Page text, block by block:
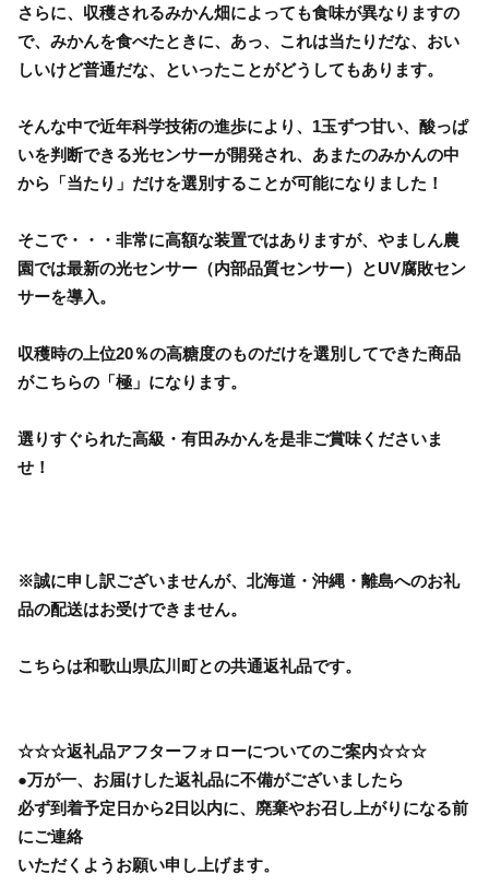
さらに、収穫されるみかん畑によっても食味が異なりますの
で、みかんを食べたときに、あっ、これは当たりだな、おい
しいけど普通だな、といったことがどうしてもあります。
そんな中で近年科学技術の進歩により、1玉ずつ甘い、酸っぱ
いを判断できる光センサーが開発され、あまたのみかんの中
から「当たり」だけを選別することが可能になりました！
そこで・・・非常に高額な装置ではありますが、やましん農
園では最新の光センサー（内部品質センサー）とUV腐敗セン
サーを導入。
収穫時の上位20％の高糖度のものだけを選別してできた商品
がこちらの「極」になります。
選りすぐられた高級・有田みかんを是非ご賞味くださいま
せ！
※誠に申し訳ございませんが、北海道・沖縄・離島へのお礼
品の配送はお受けできません。
こちらは和歌山県広川町との共通返礼品です。
☆☆☆返礼品アフターフォローについてのご案内☆☆☆
●万が一、お届けした返礼品に不備がございましたら
必ず到着予定日から2日以内に、廃棄やお召し上がりになる前
にご連絡
いただくようお願い申し上げます。